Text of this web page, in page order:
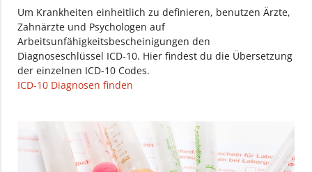
Um Krankheiten einheitlich zu definieren, benutzen Ärzte,
Zahnärzte und Psychologen auf
Arbeitsunfähigkeitsbescheinigungen den
Diagnoseschlüssel ICD-10. Hier findest du die Übersetzung
der einzelnen ICD-10 Codes.
ICD-10 Diagnosen finden